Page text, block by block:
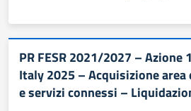
PR FESR 2021/2027 – Azione
Italy 2025 – Acquisizione
e servizi connessi –